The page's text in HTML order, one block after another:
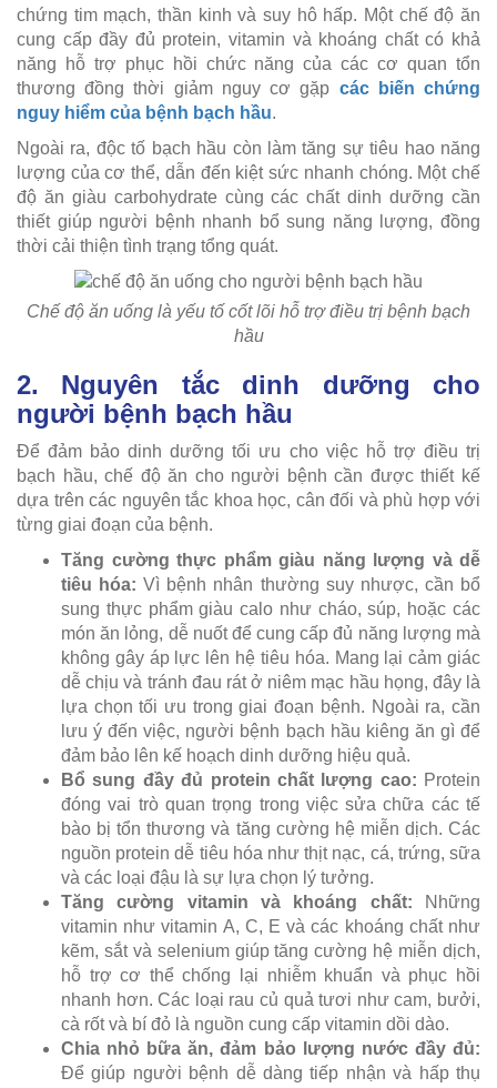
chứng tim mạch, thần kinh và suy hô hấp. Một chế độ ăn
cung cấp đầy đủ protein, vitamin và khoáng chất có khả
năng hỗ trợ phục hồi chức năng của các cơ quan tổn
thương đồng thời giảm nguy cơ gặp các biến chứng
nguy hiểm của bệnh bạch hầu.
Ngoài ra, độc tố bạch hầu còn làm tăng sự tiêu hao năng
lượng của cơ thể, dẫn đến kiệt sức nhanh chóng. Một chế
độ ăn giàu carbohydrate cùng các chất dinh dưỡng cần
thiết giúp người bệnh nhanh bổ sung năng lượng, đồng
thời cải thiện tình trạng tổng quát.
Chế độ ăn uống là yếu tố cốt lõi hỗ trợ điều trị bệnh bạch
hầu
2. Nguyên tắc dinh dưỡng cho
người bệnh bạch hầu
Để đảm bảo dinh dưỡng tối ưu cho việc hỗ trợ điều trị
bạch hầu, chế độ ăn cho người bệnh cần được thiết kế
dựa trên các nguyên tắc khoa học, cân đối và phù hợp với
từng giai đoạn của bệnh.
Tăng cường thực phẩm giàu năng lượng và dễ
tiêu hóa:Vì bệnh nhân thường suy nhược, cần bổ
sung thực phẩm giàu calo như cháo, súp, hoặc các
món ăn lỏng, dễ nuốt để cung cấp đủ năng lượng mà
không gây áp lực lên hệ tiêu hóa. Mang lại cảm giác
dễ chịu và tránh đau rát ở niêm mạc hầu họng, đây là
lựa chọn tối ưu trong giai đoạn bệnh. Ngoài ra, cần
lưu ý đến việc, người bệnh bạch hầu kiêng ăn gì để
đảm bảo lên kế hoạch dinh dưỡng hiệu quả.
Bổ sung đầy đủ protein chất lượng cao: Protein
đóng vai trò quan trọng trong việc sửa chữa các tế
bào bị tổn thương và tăng cường hệ miễn dịch. Các
nguồn protein dễ tiêu hóa như thịt nạc, cá, trứng, sữa
và các loại đậu là sự lựa chọn lý tưởng.
Tăng cường vitamin và khoáng chất:
Những
vitamin như vitamin A, C, E và các khoáng chất như
kẽm, sắt và selenium giúp tăng cường hệ miễn dịch,
hỗ trợ cơ thể chống lại nhiễm khuẩn và phục hồi
nhanh hơn. Các loại rau củ quả tươi như cam, bưởi,
cà rốt và bí đỏ là nguồn cung cấp vitamin dồi dào.
Chia nhỏ bữa ăn, đảm bảo lượng nước đầy đủ:
Để giúp người bệnh dễ dàng tiếp nhận và hấp thụ